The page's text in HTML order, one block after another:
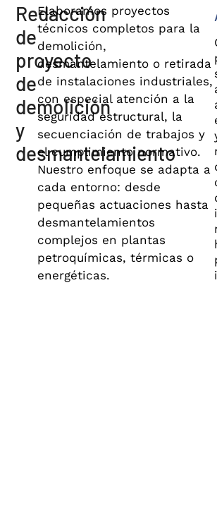
Redacción
de
proyecto
de
demolición
y
desmantelamiento
Elaboramos proyectos
técnicos completos para la
demolición,
desmantelamiento o retirada
de instalaciones industriales,
con especial atención a la
seguridad estructural, la
secuenciación de trabajos y
el cumplimiento normativo.
Nuestro enfoque se adapta a
cada entorno: desde
pequeñas actuaciones hasta
desmantelamientos
complejos en plantas
petroquímicas, térmicas o
energéticas.